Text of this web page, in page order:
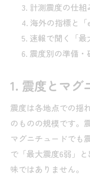
計測震度の仕
海外の指標と
速報で聞く「
震度別の準備・
1. 震度とマグ
震度は各地点での揺
のものの規模です。
マグニチュードでも
で「最大震度6弱」
味ではありません。